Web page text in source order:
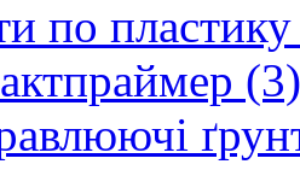
по
(3)